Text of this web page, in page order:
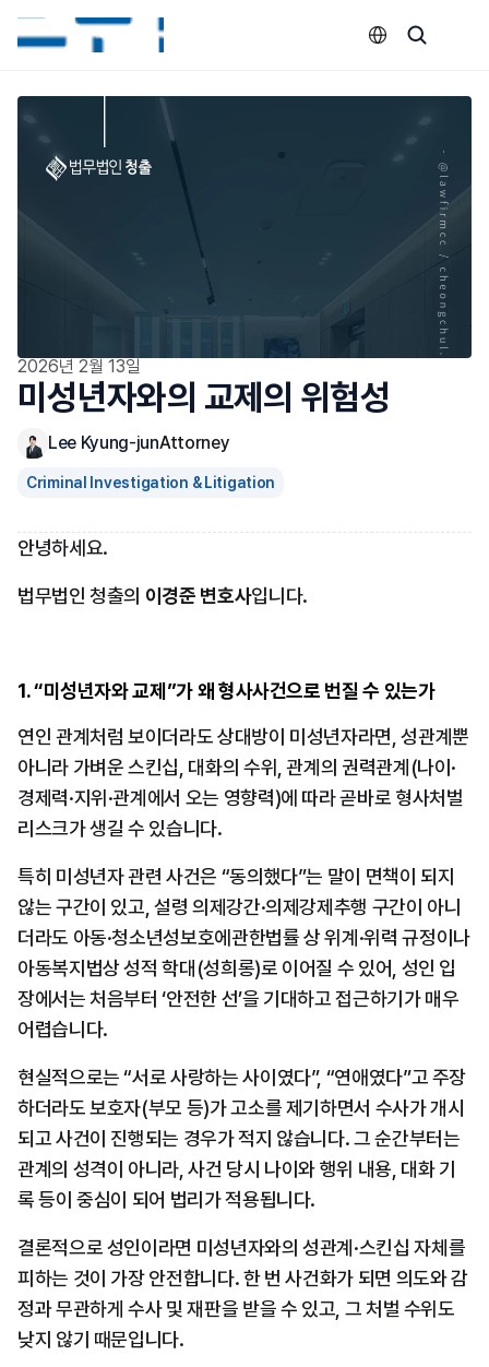
2026년 2월 13일
미성년자와의 교제의 위험성
Lee Kyung-junAttorney
Criminal Investigation & Litigation
안녕하세요.
법무법인 청출의 이경준 변호사입니다.
1. “미성년자와 교제”가 왜 형사사건으로 번질 수 있는가
연인 관계처럼 보이더라도 상대방이 미성년자라면, 성관계뿐
아니라 가벼운 스킨십, 대화의 수위, 관계의 권력관계(나이·
경제력·지위·관계에서 오는 영향력)에 따라 곧바로 형사처벌
리스크가 생길 수 있습니다.
특히 미성년자 관련 사건은 “동의했다”는 말이 면책이 되지
않는 구간이 있고, 설령 의제강간·의제강제추행 구간이 아니
더라도 아동·청소년성보호에관한법률 상 위계·위력 규정이나
아동복지법상 성적 학대(성희롱)로 이어질 수 있어, 성인 입
장에서는 처음부터 ‘안전한 선’을 기대하고 접근하기가 매우
어렵습니다.
현실적으로는 “서로 사랑하는 사이였다”, “연애였다”고 주장
하더라도 보호자(부모 등)가 고소를 제기하면서 수사가 개시
되고 사건이 진행되는 경우가 적지 않습니다. 그 순간부터는
관계의 성격이 아니라, 사건 당시 나이와 행위 내용, 대화 기
록 등이 중심이 되어 법리가 적용됩니다.
결론적으로 성인이라면 미성년자와의 성관계·스킨십 자체를
피하는 것이 가장 안전합니다. 한 번 사건화가 되면 의도와 감
정과 무관하게 수사 및 재판을 받을 수 있고, 그 처벌 수위도
낮지 않기 때문입니다.
Select Language